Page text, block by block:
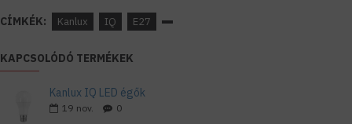
CÍMKÉK: Kanlux IQ E27
KAPCSOLÓDÓ TERMÉKEK
Kanlux IQ LED égők
19 nov. 0